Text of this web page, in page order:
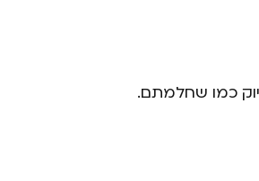
כמו שחלמתם.